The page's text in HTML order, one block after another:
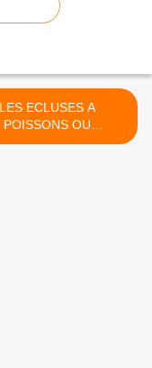
LES ECLUSES A
POISSONS OU
: une richesse